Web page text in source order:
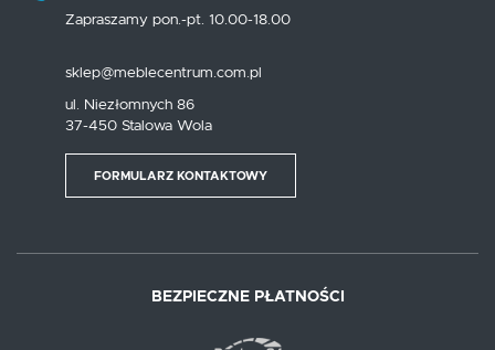
Zapraszamy pon.-pt. 10.00-18.00
sklep@meblecentrum.com.pl
ul. Niezłomnych 86
37-450 Stalowa Wola
FORMULARZ KONTAKTOWY
BEZPIECZNE PŁATNOŚCI